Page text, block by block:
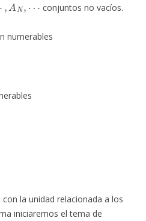
conjuntos no vacíos.
numerables
la unidad relacionada a los
iniciaremos el tema de